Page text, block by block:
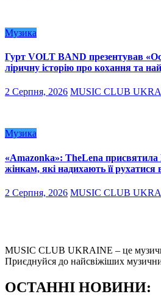
Музика
Гурт VOLT BAND презентував
ліричну історію про кохання та
2 Серпня, 2026 MUSIC CLUB
Музика
«Amazonka»: TheLena
жінкам, які надихають її рухатися
2 Серпня, 2026 MUSIC CLUB
MUSIC CLUB UKRAINE – це
Приєднуйся до найсвіжіших
ОСТАННІ НОВИНИ: